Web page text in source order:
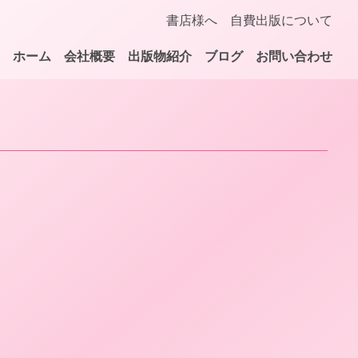
書店様へ 自費出版について
ホーム 会社概要 出版物紹介 ブログ お問い合わせ